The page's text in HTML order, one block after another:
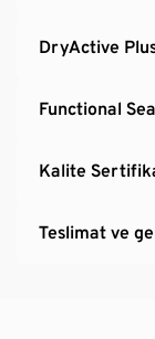
DryActive
Functional
Kalite
Teslimat ve